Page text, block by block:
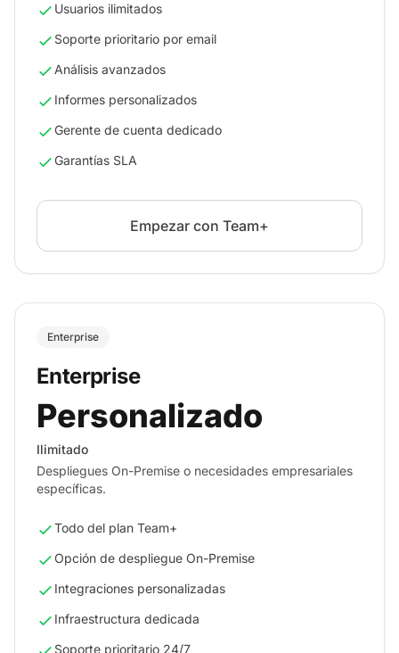
Usuarios ilimitados
Soporte prioritario por email
Análisis avanzados
Informes personalizados
Gerente de cuenta dedicado
Garantías SLA
Empezar con Team+
Enterprise
Enterprise
Personalizado
Ilimitado
Despliegues On-Premise o necesidades empresariales
específicas.
Todo del plan Team+
Opción de despliegue On-Premise
Integraciones personalizadas
Infraestructura dedicada
Soporte prioritario 24/7